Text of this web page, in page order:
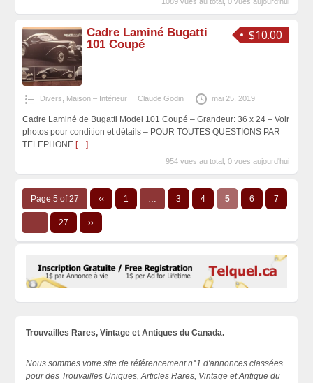
$10.00
Cadre Laminé Bugatti
101 Coupé
Divers Maison – Intérieur Claude Godin mai 25, 2019
Cadre Laminé de Bugatti Model 101 Coupé – Grandeur: 36 x 24 – Voir
photos pour condition et détails – POUR TOUTES QUESTIONS PAR
TELEPHONE […]
954 vues au total, 0 vues aujourd'hui
Page 5 of 27 ‹‹ 1 … 3 4 5 6 7
… 27 ››
Trouvailles Rares, Vintage et Antiques du Canada.
Nous sommes votre site de référencement n°1 d'annonces classées
pour des Trouvailles Uniques, Articles Rares, Vintage et Antique du